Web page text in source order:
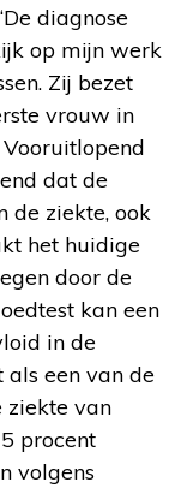
diagnose
op mijn werk
Zij bezet
vrouw in
dat de
de ziekte, ook
het huidige
door de
kan een
in de
als een van de
ziekte van
procent
volgens